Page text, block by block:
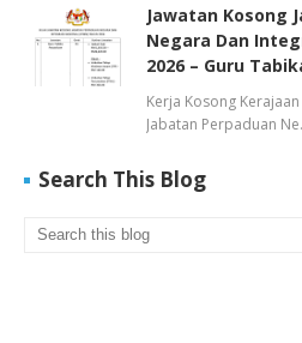
Jawatan Kosong
Negara Dan
2026 – Guru
Kerja Kosong
Jabatan Perpaduan
Search This Blog